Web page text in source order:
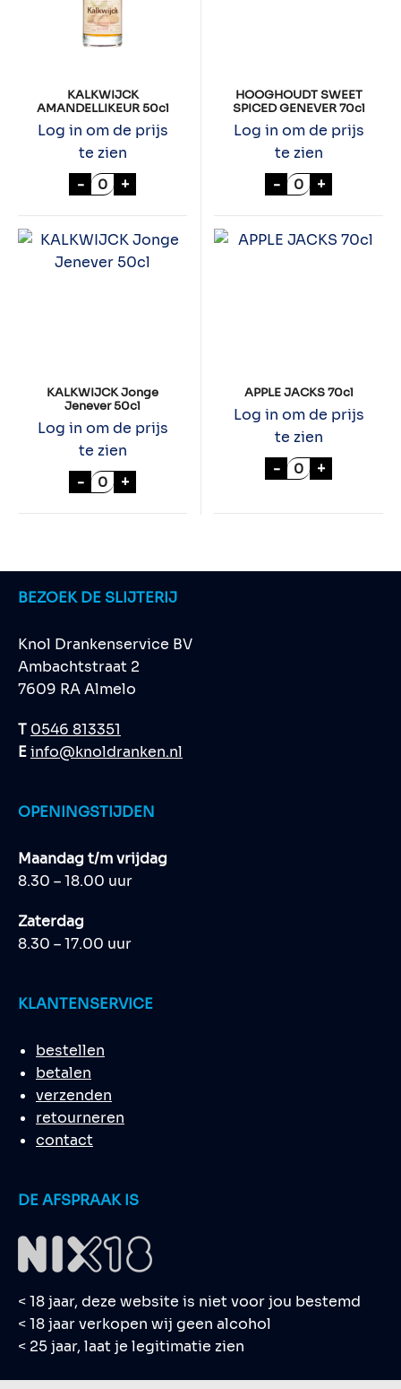
KALKWIJCK
AMANDELLIKEUR 50cl
Log in om de prijs
te zien
- KALKWIJCK AMANDELLIKEUR 50cl aantal
+
HOOGHOUDT SWEET
SPICED GENEVER 70cl
Log in om de prijs
te zien
- HOOGHOUDT
+
KALKWIJCK Jonge
Jenever 50cl
Log in om de prijs
te zien
- KALKWIJCK Jonge Jenever 50cl aantal
+
APPLE JACKS 70cl
Log in om de prijs
te zien
- APPLE JACKS
+
BEZOEK DE SLIJTERIJ
Knol Drankenservice BV
Ambachtstraat 2
7609 RA Almelo
T 0546 813351
Einfo@knoldranken.nl
OPENINGSTIJDEN
Maandag t/m vrijdag
8.30 – 18.00 uur
Zaterdag
8.30 – 17.00 uur
KLANTENSERVICE
bestellen
betalen
verzenden
retourneren
contact
DE AFSPRAAK IS
< 18 jaar, deze website is niet voor jou bestemd
< 18 jaar verkopen wij geen alcohol
< 25 jaar, laat je legitimatie zien